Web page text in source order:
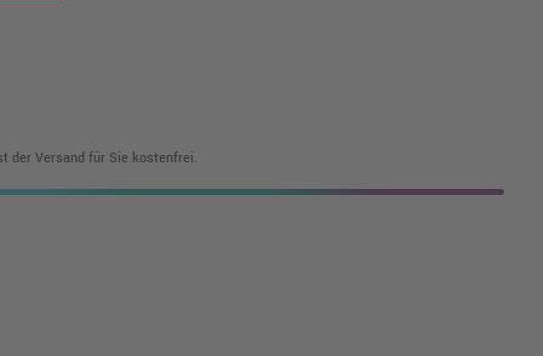
der Versand für Sie kostenfrei.